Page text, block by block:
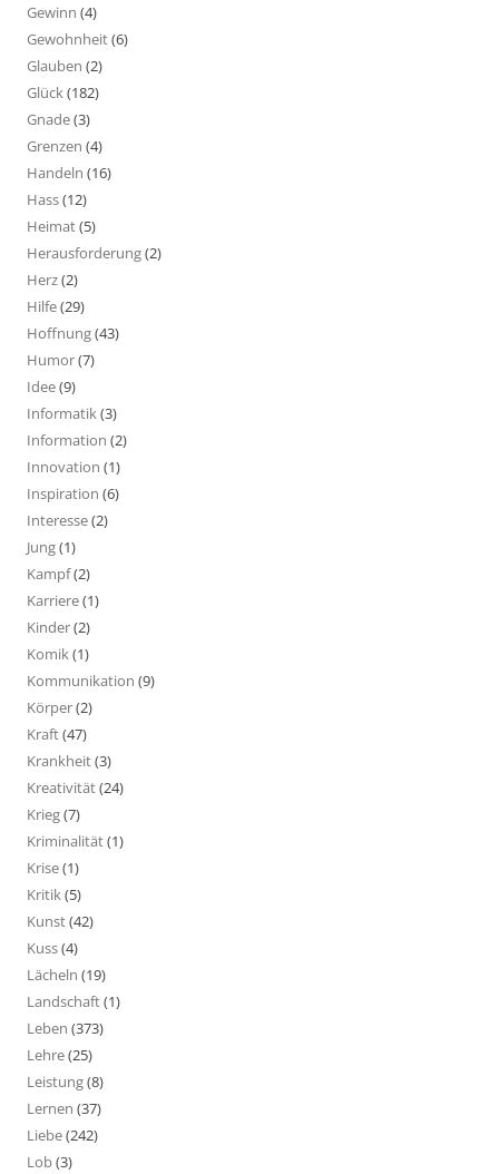
Gewinn (4)
Gewohnheit(6)
Glauben (2)
Glück(182)
Gnade(3)
Grenzen (4)
Handeln (16)
Hass(12)
Heimat(5)
Herausforderung(2)
Herz(2)
Hilfe(29)
Hoffnung(43)
Humor(7)
Idee(9)
Informatik(3)
Information (2)
Innovation (1)
Inspiration (6)
Interesse(2)
Jung(1)
Kampf(2)
Karriere(1)
Kinder(2)
Komik(1)
Kommunikation (9)
Körper(2)
Kraft(47)
Krankheit(3)
Kreativität(24)
Krieg(7)
Kriminalität(1)
Krise(1)
Kritik(5)
Kunst(42)
Kuss(4)
Lächeln (19)
Landschaft(1)
Leben (373)
Lehre(25)
Leistung(8)
Lernen (37)
Liebe(242)
Lob(3)